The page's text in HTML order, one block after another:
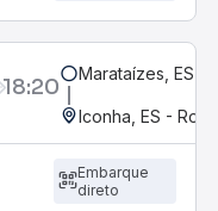
18:20 Marataízes, ES
Iconha, ES -
Embarque
direto